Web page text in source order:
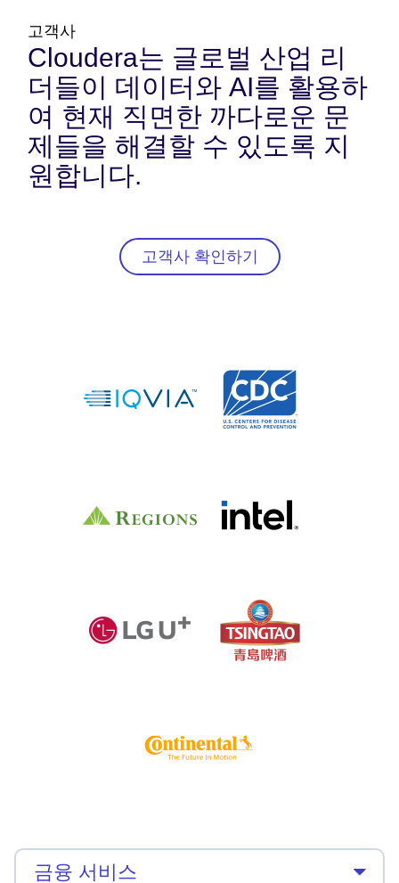
고객사
Cloudera는 글로벌 산업 리
더들이 데이터와 AI를 활용하
여 현재 직면한 까다로운 문
제들을 해결할 수 있도록 지
원합니다.
고객사 확인하기